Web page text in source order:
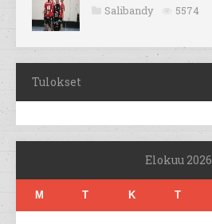
Salibandy 5574
Tulokset
Elokuu 2026
M T K T